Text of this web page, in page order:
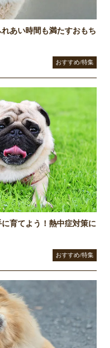
あい時間も満たすおもち
おすすめ/特集
育てよう！熱中症対策に
おすすめ/特集